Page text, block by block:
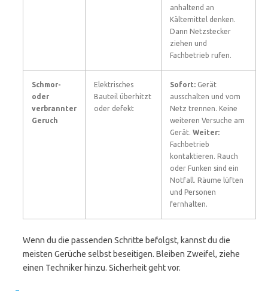
anhaltend an
Kältemittel denken.
Dann Netzstecker
ziehen und
Fachbetrieb rufen.
Schmor-
oder
verbrannter
Geruch
Elektrisches
Bauteil überhitzt
oder defekt
Sofort: Gerät
ausschalten und vom
Netz trennen. Keine
weiteren Versuche am
Gerät. Weiter:
Fachbetrieb
kontaktieren. Rauch
oder Funken sind ein
Notfall. Räume lüften
und Personen
fernhalten.
Wenn du die passenden Schritte befolgst, kannst du die
meisten Gerüche selbst beseitigen. Bleiben Zweifel, ziehe
einen Techniker hinzu. Sicherheit geht vor.